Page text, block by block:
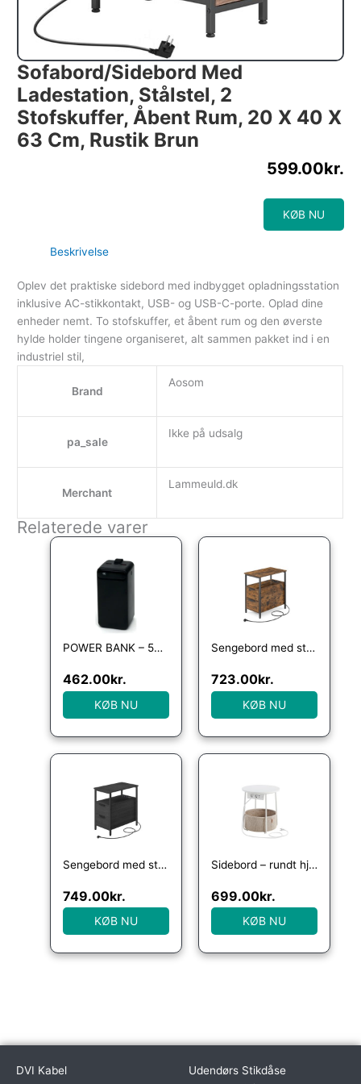
Sofabord/sidebord Med
Ladestation, Stålstel, 2
Stofskuffer, Åbent Rum, 20 X 40 X
63 Cm, Rustik Brun
599.00kr.
KØB NU
Beskrivelse
Oplev det praktiske sidebord med indbygget opladningsstation
inklusive AC-stikkontakt, USB- og USB-C-porte. Oplad dine
enheder nemt. To stofskuffer, et åbent rum og den øverste
hylde holder tingene organiseret, alt sammen pakket ind i en
industriel stil,
Brand
Aosom
pa_sale
Ikke på udsalg
Merchant
Lammeuld.dk
Relaterede varer
POWER BANK – 50000mAh – 20W – USB og USB-C – Indbygget lyskilde
462.00kr.
KØB NU
Sengebord med strømstik – natbord – rustik brun sidebord – Borde > Sideborde – Daily-Living
723.00kr.
KØB NU
Sengebord med strømstik – natbord – sort sidebord – Borde > Sideborde – Daily-Living
749.00kr.
KØB NU
Sidebord – rundt hjørnebord med strømstik – hvid Ø45 x H50 cm – Borde > Runde borde – Daily-Living
699.00kr.
KØB NU
DVI Kabel
Udendørs Stikdåse